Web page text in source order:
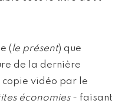
(le présent) que
de la dernière
copie vidéo par le
économies- faisant